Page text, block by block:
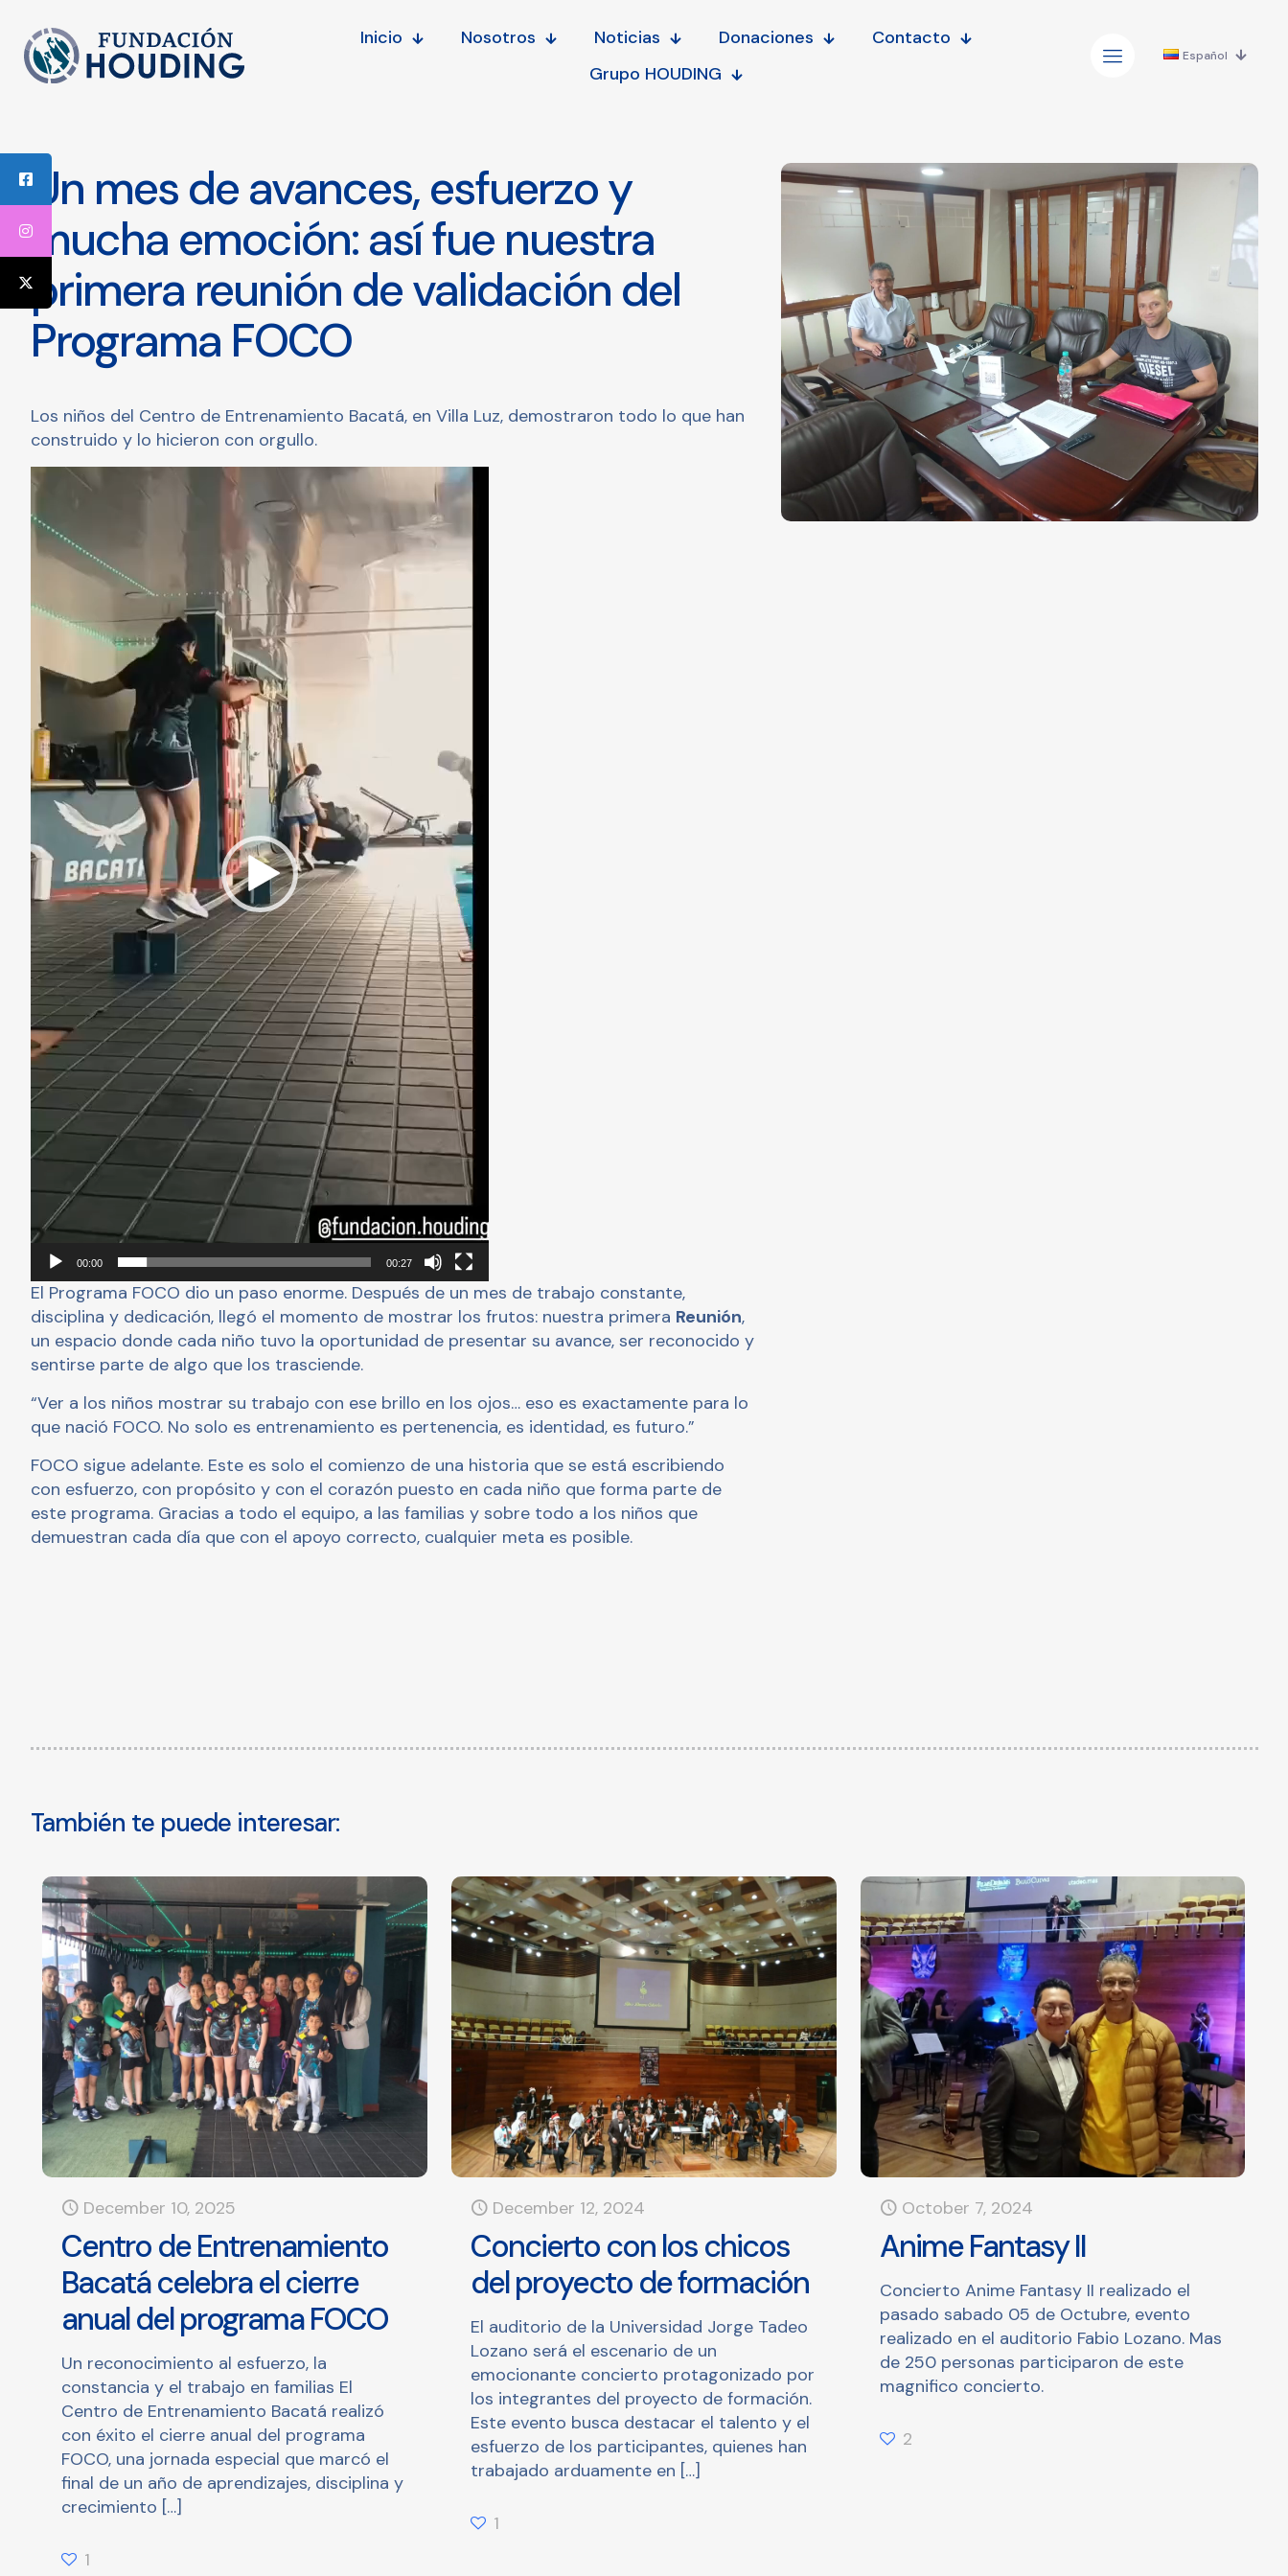
Inicio Nosotros Noticias Donaciones
Contacto
Grupo HOUDING
Español
Un mes de avances, esfuerzo y
mucha emoción: así fue nuestra
primera reunión de validación del
Programa FOCO
Los niños del Centro de Entrenamiento Bacatá, en Villa Luz, demostraron todo lo que han
construido y lo hicieron con orgullo.
Video
00:00 00:27
El Programa FOCO dio un paso enorme. Después de un mes de trabajo constante,
disciplina y dedicación, llegó el momento de mostrar los frutos: nuestra primera Reunión,
un espacio donde cada niño tuvo la oportunidad de presentar su avance, ser reconocido y
sentirse parte de algo que los trasciende.
“Ver a los niños mostrar su trabajo con ese brillo en los ojos… eso es exactamente para lo
que nació FOCO. No solo es entrenamiento es pertenencia, es identidad, es futuro.”
FOCO sigue adelante. Este es solo el comienzo de una historia que se está escribiendo
con esfuerzo, con propósito y con el corazón puesto en cada niño que forma parte de
este programa. Gracias a todo el equipo, a las familias y sobre todo a los niños que
demuestran cada día que con el apoyo correcto, cualquier meta es posible.
También te puede interesar:
December 10, 2025
Centro de Entrenamiento
Bacatá celebra el cierre
anual del programa FOCO
Un reconocimiento al esfuerzo, la
constancia y el trabajo en familias El
Centro de Entrenamiento Bacatá realizó
con éxito el cierre anual del programa
FOCO, una jornada especial que marcó el
final de un año de aprendizajes, disciplina y
crecimiento […]
1
December 12, 2024
Concierto con los chicos
del proyecto de formación
El auditorio de la Universidad Jorge Tadeo
Lozano será el escenario de un
emocionante concierto protagonizado por
los integrantes del proyecto de formación.
Este evento busca destacar el talento y el
esfuerzo de los participantes, quienes han
trabajado arduamente en […]
1
October 7, 2024
Anime Fantasy II
Concierto Anime Fantasy II realizado el
pasado sabado 05 de Octubre, evento
realizado en el auditorio Fabio Lozano. Mas
de 250 personas participaron de este
magnifico concierto.
2